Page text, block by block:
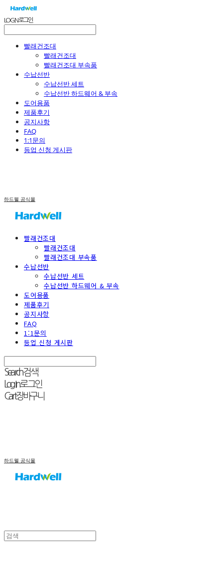
LOG IN로그인
빨래건조대
빨래건조대
빨래건조대 부속품
수납선반
수납선반 세트
수납선반 하드웨어 & 부속
도어용품
제품후기
공지사항
FAQ
1:1문의
등업 신청 게시판
하드웰 공식몰
빨래건조대
빨래건조대
빨래건조대 부속품
수납선반
수납선반 세트
수납선반 하드웨어 & 부속
도어용품
제품후기
공지사항
FAQ
1:1문의
등업 신청 게시판
Search검색
Log In로그인
Cart장바구니
하드웰 공식몰